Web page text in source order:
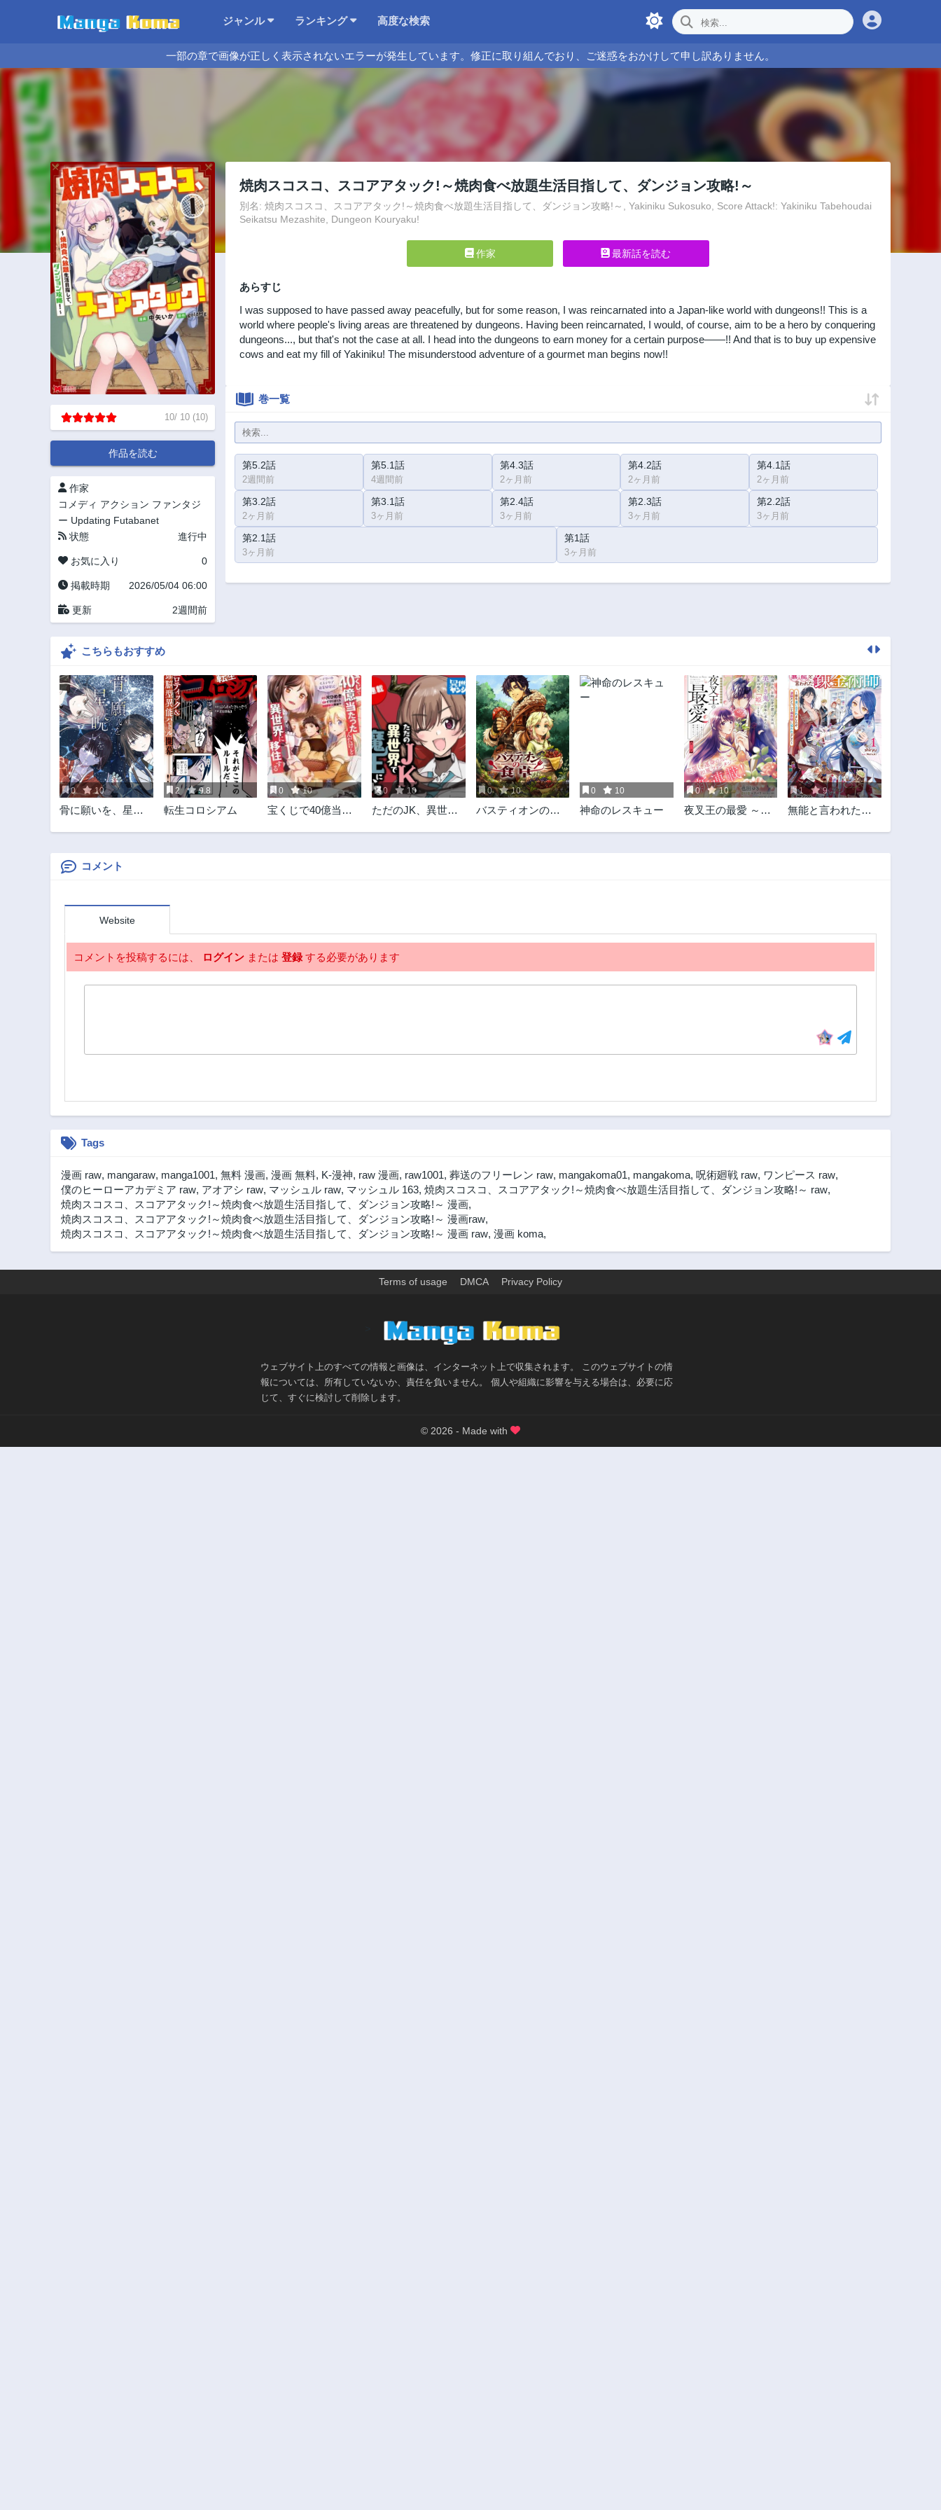
ジャンル ランキング 高度な検索
一部の章で画像が正しく表示されないエラーが発生しています。修正に取り組んでおり、ご迷惑をおかけして申し訳ありません。
10/ 10 (10)
作品を読む
作家
コメディ アクション ファンタジ
ー Updating Futabanet
状態
進行中
お気に入り 0
掲載時期 2026/05/04 06:00
更新 2週間前
焼肉スコスコ、スコアアタック!～焼肉食べ放題生活目指して、ダンジョン攻略!～
別名: 焼肉スコスコ、スコアアタック!～焼肉食べ放題生活目指して、ダンジョン攻略!～, Yakiniku Sukosuko, Score Attack!: Yakiniku Tabehoudai
Seikatsu Mezashite, Dungeon Kouryaku!
作家 最新話を読む
あらすじ
I was supposed to have passed away peacefully, but for some reason, I was reincarnated into a Japan-like world with dungeons!! This is a
world where people's living areas are threatened by dungeons. Having been reincarnated, I would, of course, aim to be a hero by conquering
dungeons..., but that's not the case at all. I head into the dungeons to earn money for a certain purpose——!! And that is to buy up expensive
cows and eat my fill of Yakiniku! The misunderstood adventure of a gourmet man begins now!!
巻一覧
第5.2話
2週間前
第5.1話
4週間前
第4.3話
2ヶ月前
第4.2話
2ヶ月前
第4.1話
2ヶ月前
第3.2話
2ヶ月前
第3.1話
3ヶ月前
第2.4話
3ヶ月前
第2.3話
3ヶ月前
第2.2話
3ヶ月前
第2.1話
3ヶ月前
第1話
3ヶ月前
こちらもおすすめ
0 10
骨に願いを、星に
2 9.8
転生コロシアム
0 10
宝くじで40億当た
リーのイステリア
0 10
ただのJK、異世界
0 10
バスティオンの食
0 10
神命のレスキュー
0 10
夜叉王の最愛 ～虐
1 9
無能と言われた錬
が、凄腕だとバレ
コメント
Website
コメントを投稿するには、 ログイン または 登録する必要があります
Tags
漫画 raw, mangaraw, manga1001, 無料 漫画, 漫画 無料, K-漫神, raw 漫画, raw1001, 葬送のフリーレン raw, mangakoma01, mangakoma, 呪術廻戦 raw, ワンピース raw,
僕のヒーローアカデミア raw, アオアシ raw, マッシュル raw, マッシュル 163, 焼肉スコスコ、スコアアタック!～焼肉食べ放題生活目指して、ダンジョン攻略!～ raw,
焼肉スコスコ、スコアアタック!～焼肉食べ放題生活目指して、ダンジョン攻略!～ 漫画,
焼肉スコスコ、スコアアタック!～焼肉食べ放題生活目指して、ダンジョン攻略!～ 漫画raw,
焼肉スコスコ、スコアアタック!～焼肉食べ放題生活目指して、ダンジョン攻略!～ 漫画 raw, 漫画 koma,
Terms of usage DMCA Privacy Policy
ウェブサイト上のすべての情報と画像は、インターネット上で収集されます。 このウェブサイトの情
報については、所有していないか、責任を負いません。 個人や組織に影響を与える場合は、必要に応
じて、すぐに検討して削除します。
© 2026 - Made with